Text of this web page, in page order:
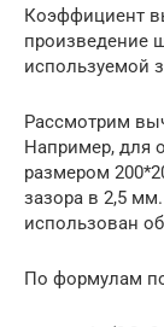
Коэффициент
произведение
используемой
Рассмотрим
Например, для
размером
зазора в 2,5
использован
По формулам